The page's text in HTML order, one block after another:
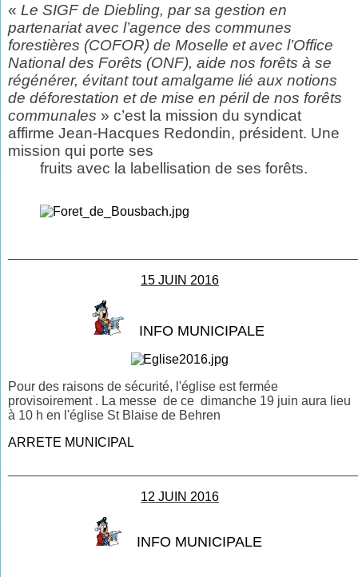
«Le SIGF de Diebling, par sa gestion en
partenariat avec l’agence des communes
forestières (COFOR) de Moselle et avec l’Office
National des Forêts (ONF), aide nos forêts à se
régénérer, évitant tout amalgame lié aux notions
de déforestation et de mise en péril de nos forêts
communales » c’est la mission du syndicat
affirme Jean-Hacques Redondin, président. Une
mission qui porte ses
fruits avec la labellisation de ses forêts.
15 JUIN 2016
INFO MUNICIPALE
Pour des raisons de sécurité, l'église est fermée
provisoirement . La messe de ce dimanche 19 juin aura lieu
à 10 h en l'église St Blaise de Behren
ARRETE MUNICIPAL
12 JUIN 2016
INFO MUNICIPALE